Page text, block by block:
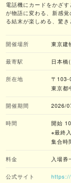
電話機にカードをかざ
が物語に変わる、新感
る結末が楽しめる、驚き
開催場所 東京建
最寄駅 日本橋
所在地
〒103-
東京都
開催期間 2026/
時間
開始
※最終
集合時
料金 入場
公式サイト